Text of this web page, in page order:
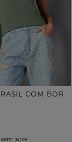
sem juros